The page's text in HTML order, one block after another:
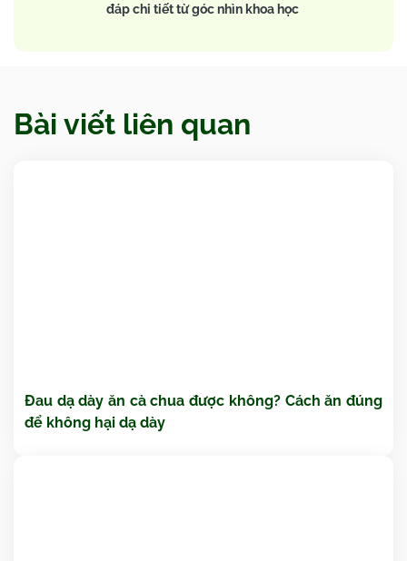
đáp chi tiết từ góc nhìn khoa học
Bài viết liên quan
Đau dạ dày ăn cà chua được không? Cách ăn đúng
để không hại dạ dày